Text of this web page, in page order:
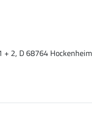
+ 2, D 68764